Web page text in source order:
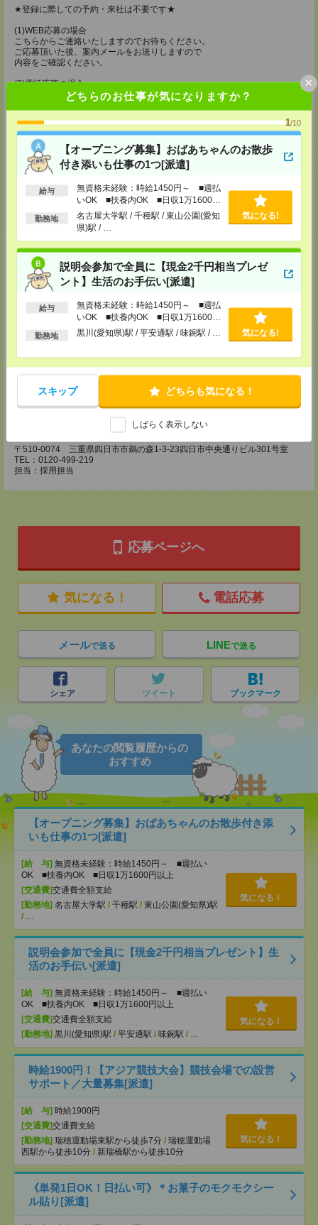
どちらのお仕事が気になりますか？
1/10
【オープニング募集】おばあちゃんのお散歩
付き添いも仕事の1つ[派遣]
給与
無資格未経験：時給1450円～ ■週払
いOK ■扶養内OK ■日収1万1600円
以上
勤務地
名古屋大学駅 / 千種駅 / 東山公園(愛知
県)駅 / …
気になる!
説明会参加で全員に【現金2千円相当プレゼ
ント】生活のお手伝い[派遣]
給与
無資格未経験：時給1450円～ ■週払
いOK ■扶養内OK ■日収1万1600円
以上
勤務地 黒川(愛知県)駅 / 平安通駅 / 味鋺駅 / … 気になる!
スキップ どちらも気になる！
しばらく表示しない
×
★登録に際しての予約・来社は不要です★
(1)WEB応募の場合
こちらからご連絡いたしますのでお待ちください。
ご応募頂いた後、案内メールをお送りしますので
内容をご確認ください。
(2)電話応募の場合
お時間のあるときにお電話にてご応募いただければ
その場で登録も可能です。
持ち物
【電話登録】
弊社HPよりマイページ作成をお願いします
電話での登録の際に、マイページ作成をいただいた旨をお伝えください。
所要時間
【電話登録】30分程度
・経験やご希望などをインタビュー
・お仕事のご紹介など
登録場所
CS名古屋支店
〒460-0008
名古屋市中区栄 2-3-1 名古屋広小路ビルヂング 5F
TEL：0120-503-713
担当：採用担当
CS静岡支店
TEL：0120-923-052
MAIL：
CS_SHIZUOKA@manpowergroup.jp
〒510-0074 三重県四日市市鵜の森1-3-23四日市中央通りビル301号室
TEL：0120-499-219
担当：採用担当
応募ページへ
気になる！ 電話応募
メールで送る LINEで送る
シェア ツイート ブックマーク
あなたの閲覧履歴からの
おすすめ
【オープニング募集】おばあちゃんのお散歩付き添
いも仕事の1つ[派遣]
[給 与] 無資格未経験：時給1450円～ ■週払い
OK ■扶養内OK ■日収1万1600円以上
[交通費]交通費全額支給
[勤務地] 名古屋大学駅 / 千種駅 / 東山公園(愛知県)駅
/ …
気になる！
説明会参加で全員に【現金2千円相当プレゼント】生
活のお手伝い[派遣]
[給 与] 無資格未経験：時給1450円～ ■週払い
OK ■扶養内OK ■日収1万1600円以上
[交通費]交通費全額支給
[勤務地] 黒川(愛知県)駅 / 平安通駅 / 味鋺駅 / …
気になる！
時給1900円！【アジア競技大会】競技会場での設営
サポート／大量募集[派遣]
[給 与] 時給1900円
[交通費]交通費支給
[勤務地] 瑞穂運動場東駅から徒歩7分 / 瑞穂運動場
西駅から徒歩10分 / 新瑞橋駅から徒歩10分
気になる！
《単発1日OK！日払い可》＊お菓子のモクモクシー
ル貼り[派遣]